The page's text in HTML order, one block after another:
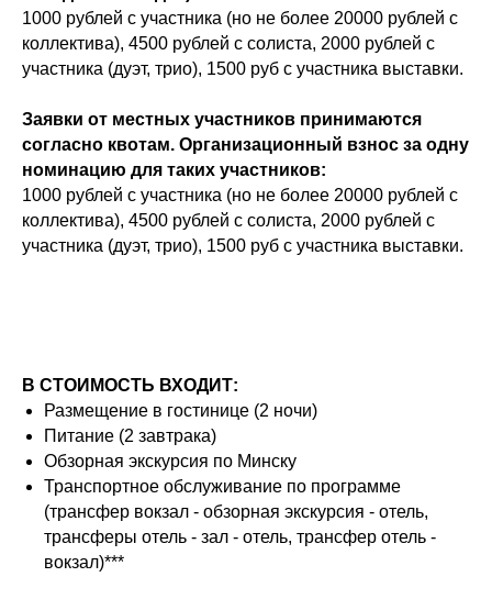
1000 рублей с участника (но не более 20000 рублей с
коллектива), 4500 рублей с солиста, 2000 рублей с
участника (дуэт, трио), 1500 руб с участника выставки.
Заявки от местных участников принимаются
согласно квотам. Организационный взнос за одну
номинацию для таких участников:
1000 рублей с участника (но не более 20000 рублей с
коллектива), 4500 рублей с солиста, 2000 рублей с
участника (дуэт, трио), 1500 руб с участника выставки.
В СТОИМОСТЬ ВХОДИТ:
Размещение в гостинице (2 ночи)
Питание (2 завтрака)
Обзорная экскурсия по Минску
Транспортное обслуживание по программе
(трансфер вокзал - обзорная экскурсия - отель,
трансферы отель - зал - отель, трансфер отель -
вокзал)***